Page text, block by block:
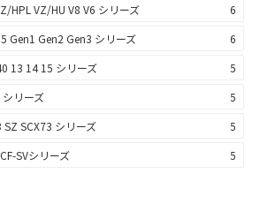
HPL VZ/HU V8 V6 シリーズ
6
Gen1 Gen2 Gen3 シリーズ
6
13 14 15 シリーズ
5
リーズ
5
SCX73 シリーズ
5
SVシリーズ
5